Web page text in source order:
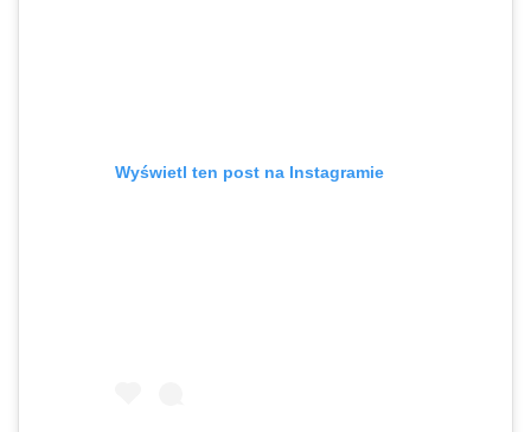
Wyświetl ten post na Instagramie